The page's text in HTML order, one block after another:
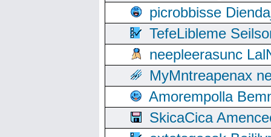
picrobbisse
TefeLibleme
neepleerasunc
MyMntreapenax
Amorempolla
SkicaCica